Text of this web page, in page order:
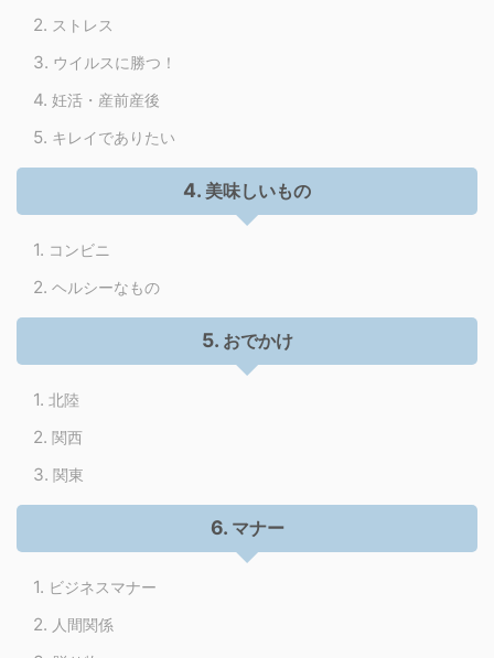
ストレス
ウイルスに勝つ！
妊活・産前産後
キレイでありたい
美味しいもの
コンビニ
ヘルシーなもの
おでかけ
北陸
関西
関東
マナー
ビジネスマナー
人間関係